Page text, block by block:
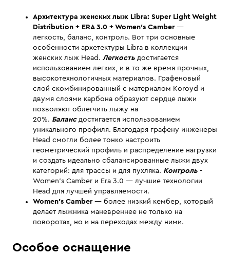
Архитектура женских лыж Libra: Super Light Weight
Distribution + ERA 3.0 + Women's Camber—
легкость, баланс, контроль. Вот три основные
особенности архетектуры Libra в коллекции
женских лыж Head. Легкость достигается
использованием легких, и в то же время прочных,
высокотехнологичных материалов. Графеновый
слой скомбинированный с материалом Koroyd и
двумя слоями карбона образуют сердце лыжи
позволяют облегчить лыжу на
20%. Балансдостигается использованием
уникального профиля. Благодаря графену инженеры
Head смогли более тонко настроить
геометрический профиль и распределение нагрузки
и создать идеально сбалансированные лыжи двух
категорий: для трассы и для пухляка. Контроль -
Women's Camber и Era 3.0 — лучшие технологии
Head для лучшей управляемости.
Women's Camber— более низкий кембер, который
делает лыжника маневреннее не только на
поворотах, но и на переходах между ними.
Особое оснащение